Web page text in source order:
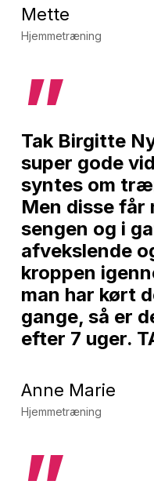
Mette
Hjemmetræning
”
Tak Birgitte
super gode
syntes om
Men disse får
sengen og i
afvekslende
kroppen
man har kørt
gange, så er
efter 7 uger.
Anne Marie
Hjemmetræning